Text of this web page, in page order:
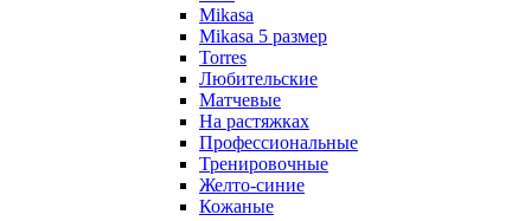
Mikasa
Mikasa 5 размер
Torres
Любительские
Матчевые
На растяжках
Профессиональные
Тренировочные
Желто-синие
Кожаные